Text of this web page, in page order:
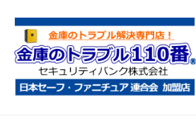
庫
の
ト
ラ
ブ